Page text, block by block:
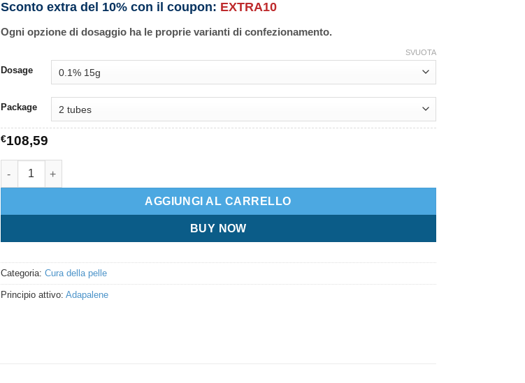
Sconto extra del 10% con il coupon: EXTRA10
Ogni opzione di dosaggio ha le proprie varianti di confezionamento.
Dosage
Package
SVUOTA
€108,59
Differin quantità
AGGIUNGI AL CARRELLO
BUY NOW
Categoria: Cura della pelle
Principio attivo: Adapalene